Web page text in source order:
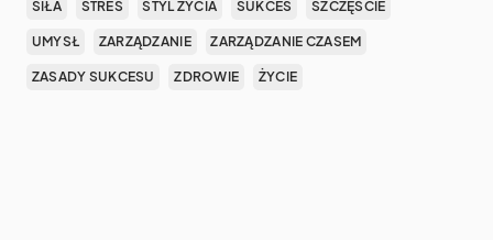
SIŁA STRES STYL ŻYCIA SUKCES SZCZĘŚCIE
UMYSŁ ZARZĄDZANIE ZARZĄDZANIE CZASEM
ZASADY SUKCESU ZDROWIE ŻYCIE